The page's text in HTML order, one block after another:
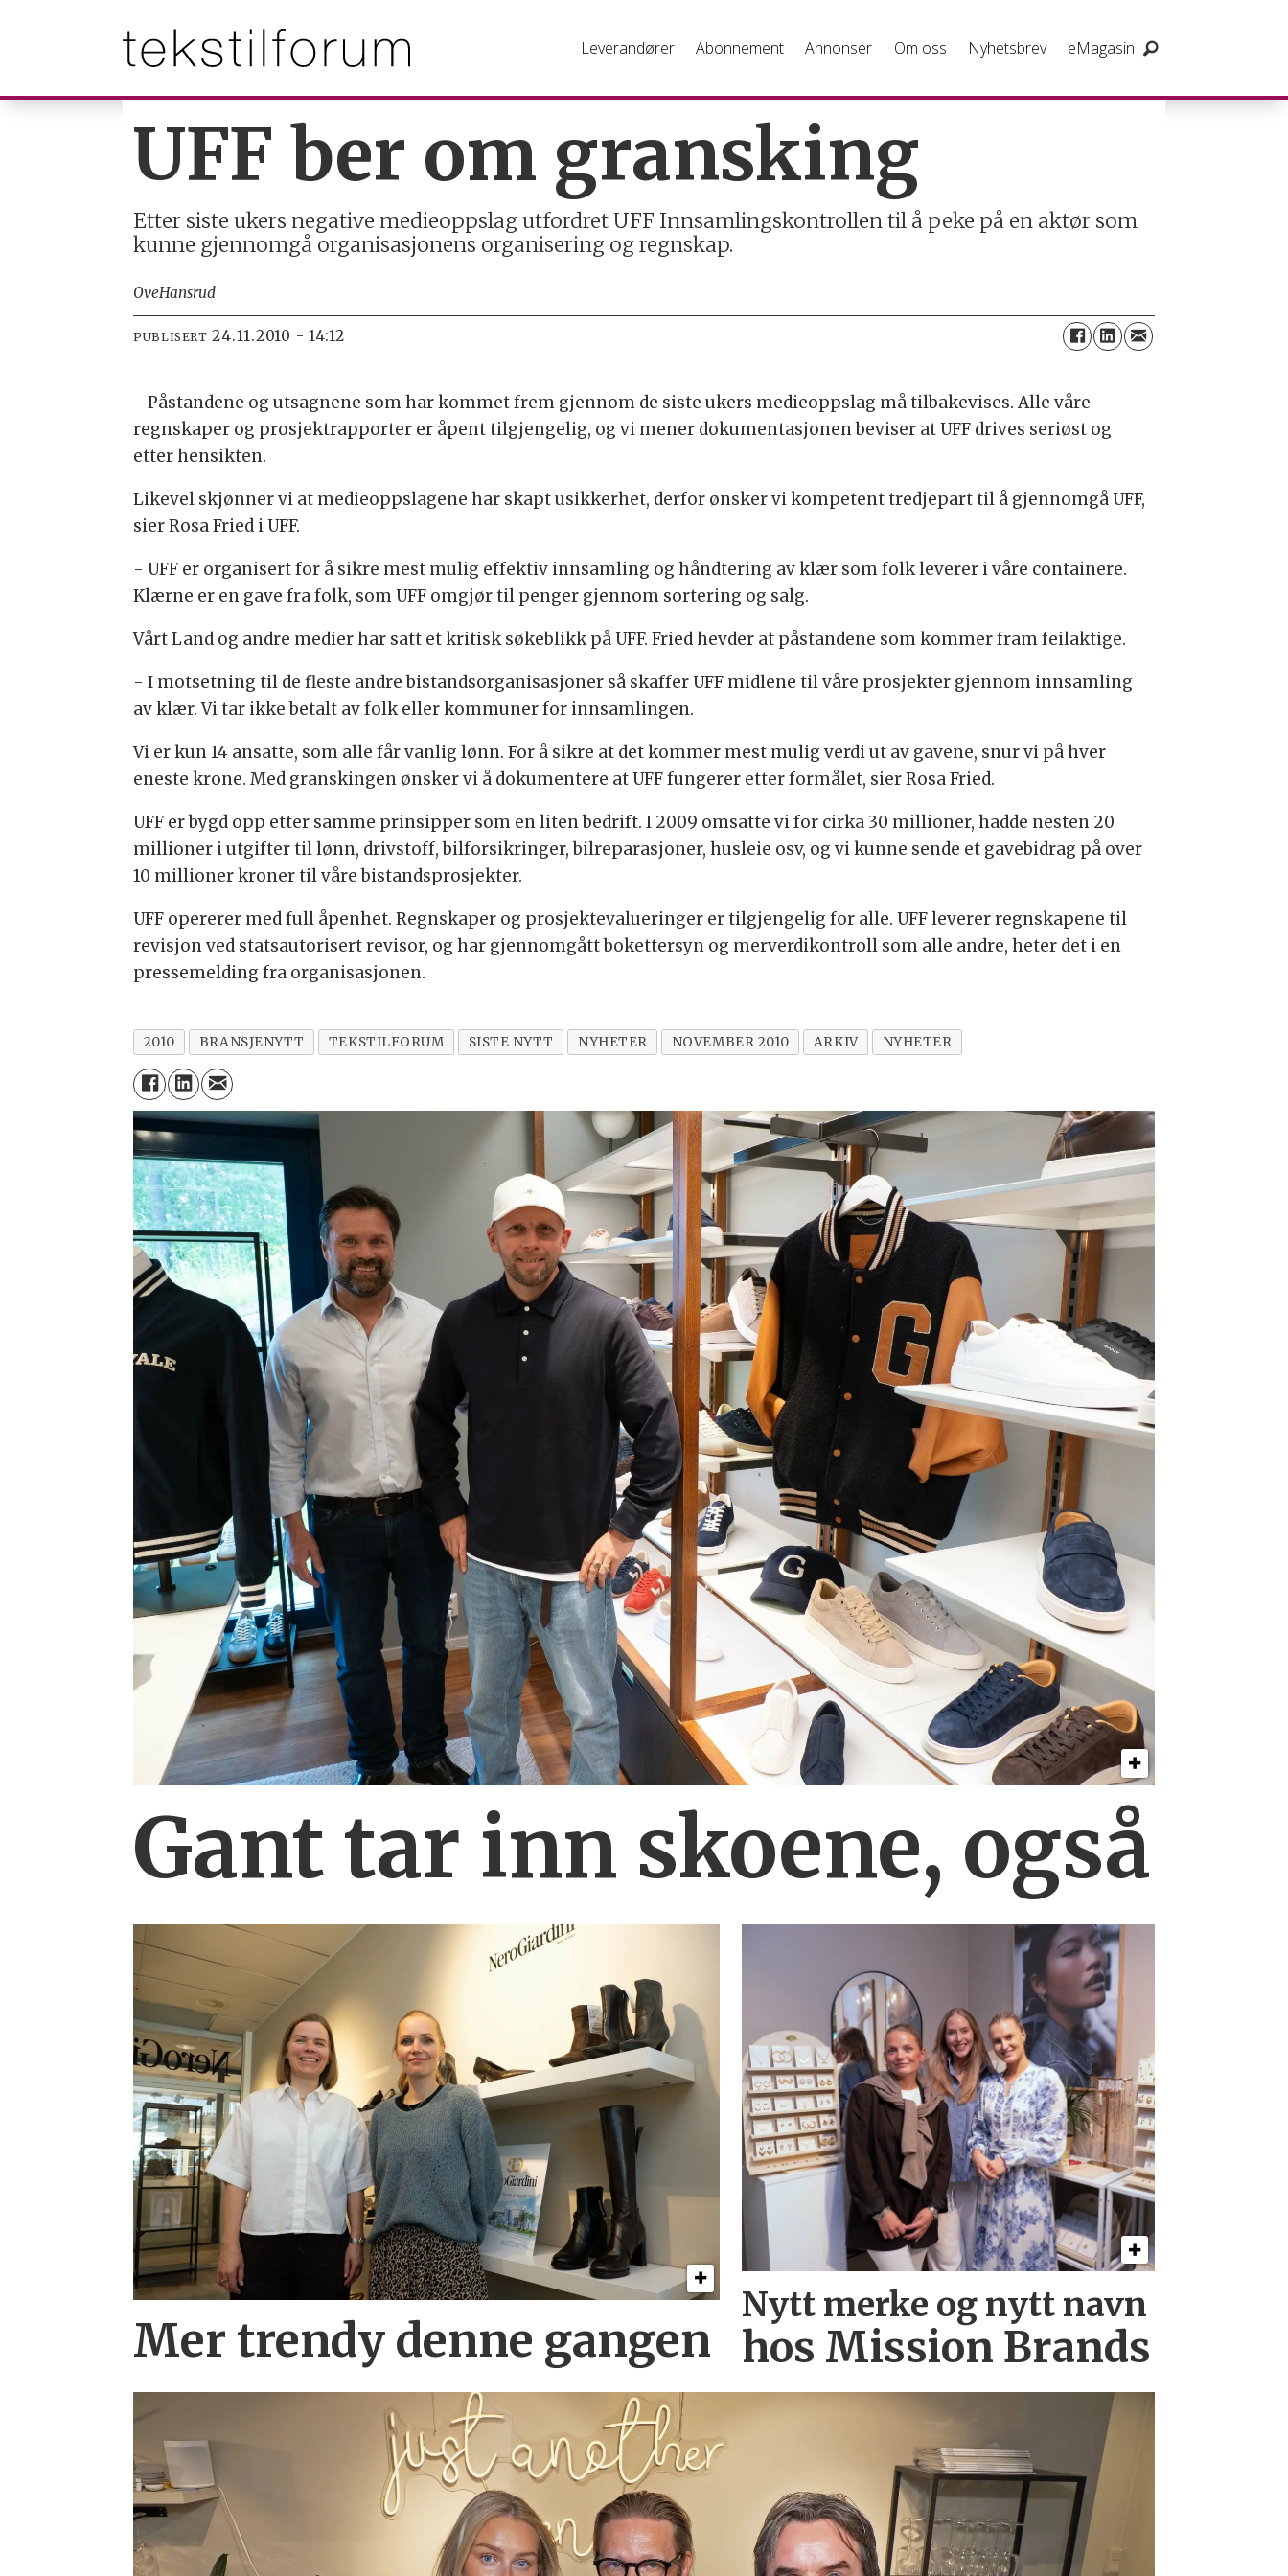
Leverandører Abonnement Annonser Om oss Nyhetsbrev eMagasin
UFF ber om gransking
Etter siste ukers negative medieoppslag utfordret UFF Innsamlingskontrollen til å peke på en aktør som
kunne gjennomgå organisasjonens organisering og regnskap.
OveHansrud
PUBLISERT 24.11.2010 - 14:12
- Påstandene og utsagnene som har kommet frem gjennom de siste ukers medieoppslag må tilbakevises. Alle våre
regnskaper og prosjektrapporter er åpent tilgjengelig, og vi mener dokumentasjonen beviser at UFF drives seriøst og
etter hensikten.
Likevel skjønner vi at medieoppslagene har skapt usikkerhet, derfor ønsker vi kompetent tredjepart til å gjennomgå UFF,
sier Rosa Fried i UFF.
- UFF er organisert for å sikre mest mulig effektiv innsamling og håndtering av klær som folk leverer i våre containere.
Klærne er en gave fra folk, som UFF omgjør til penger gjennom sortering og salg.
Vårt Land og andre medier har satt et kritisk søkeblikk på UFF. Fried hevder at påstandene som kommer fram feilaktige.
- I motsetning til de fleste andre bistandsorganisasjoner så skaffer UFF midlene til våre prosjekter gjennom innsamling
av klær. Vi tar ikke betalt av folk eller kommuner for innsamlingen.
Vi er kun 14 ansatte, som alle får vanlig lønn. For å sikre at det kommer mest mulig verdi ut av gavene, snur vi på hver
eneste krone. Med granskingen ønsker vi å dokumentere at UFF fungerer etter formålet, sier Rosa Fried.
UFF er bygd opp etter samme prinsipper som en liten bedrift. I 2009 omsatte vi for cirka 30 millioner, hadde nesten 20
millioner i utgifter til lønn, drivstoff, bilforsikringer, bilreparasjoner, husleie osv, og vi kunne sende et gavebidrag på over
10 millioner kroner til våre bistandsprosjekter.
UFF opererer med full åpenhet. Regnskaper og prosjektevalueringer er tilgjengelig for alle. UFF leverer regnskapene til
revisjon ved statsautorisert revisor, og har gjennomgått bokettersyn og merverdikontroll som alle andre, heter det i en
pressemelding fra organisasjonen.
2010 BRANSJENYTT TEKSTILFORUM SISTE NYTT NYHETER NOVEMBER 2010 ARKIV NYHETER
Gant tar inn skoene, også
Mer trendy denne gangen
Nytt merke og nytt navn
hos Mission Brands